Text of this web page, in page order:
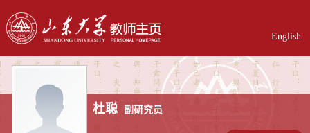
English
杜聪 副研究员